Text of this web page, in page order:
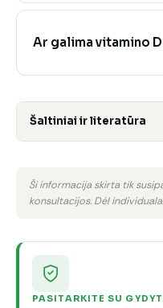
Ar galima vitamino
Šaltiniai ir literatūra
Ši informacija skirta tik
konsultacijos. Dėl
PASITARKITE SU